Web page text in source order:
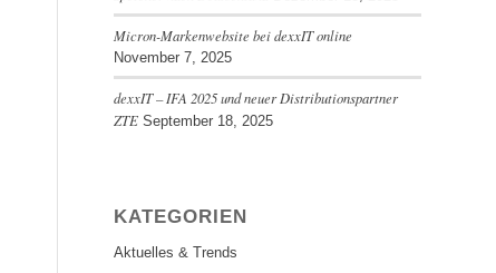
Micron-Markenwebsite bei dexxIT online
November 7, 2025
dexxIT – IFA 2025 und neuer Distributionspartner
ZTE September 18, 2025
KATEGORIEN
Aktuelles & Trends